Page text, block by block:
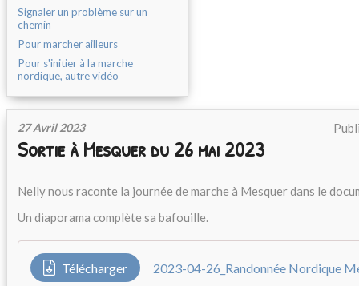
Signaler un problème sur un
chemin
Pour marcher ailleurs
Pour s'initier à la marche
nordique, autre vidéo
27 Avril 2023
Sortie à Mesquer du 26 mai 2023
Nelly nous raconte la journée de marche à Mesquer dans le
Un diaporama complète sa bafouille.
Télécharger 2023-04-26_Randonnée Nordique